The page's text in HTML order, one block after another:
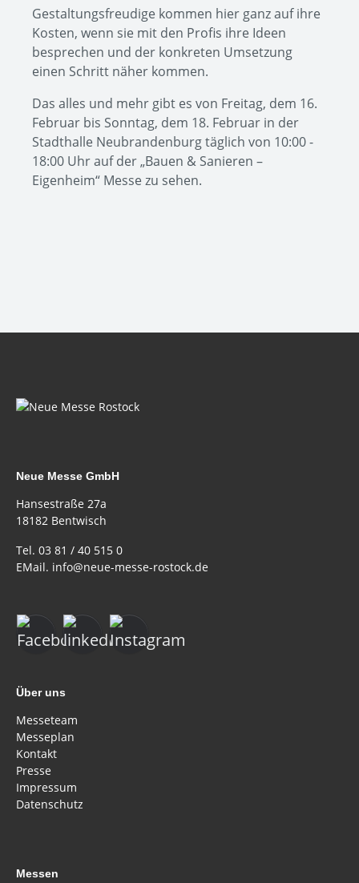
Gestaltungsfreudige kommen hier ganz auf ihre
Kosten, wenn sie mit den Profis ihre Ideen
besprechen und der konkreten Umsetzung
einen Schritt näher kommen.
Das alles und mehr gibt es von Freitag, dem 16.
Februar bis Sonntag, dem 18. Februar in der
Stadthalle Neubrandenburg täglich von 10:00 -
18:00 Uhr auf der „Bauen & Sanieren –
Eigenheim“ Messe zu sehen.
Neue Messe GmbH
Hansestraße 27a
18182 Bentwisch
Tel. 03 81 / 40 515 0
EMail. info@neue-messe-rostock.de
Über uns
Messeteam
Messeplan
Kontakt
Presse
Impressum
Datenschutz
Messen